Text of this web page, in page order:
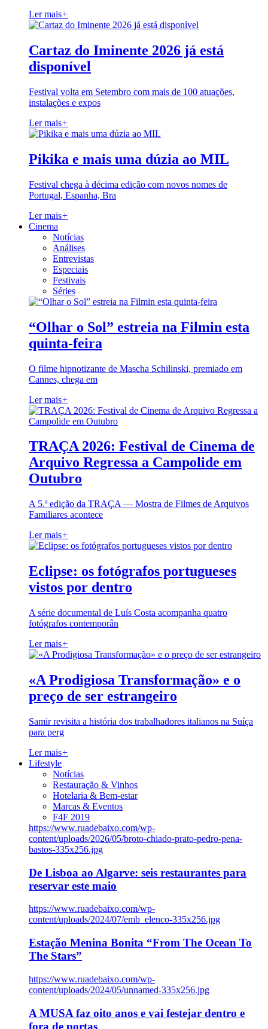
Ler mais+
Cartaz do Iminente 2026 já está
disponível
Festival volta em Setembro com mais de 100 atuações,
instalações e expos
Ler mais+
Pikika e mais uma dúzia ao MIL
Festival chega à décima edição com novos nomes de
Portugal, Espanha, Bra
Ler mais+
Cinema
Notícias
Análises
Entrevistas
Especiais
Festivais
Séries
“Olhar o Sol” estreia na Filmin esta
quinta-feira
O filme hipnotizante de Mascha Schilinski, premiado em
Cannes, chega em
Ler mais+
TRAÇA 2026: Festival de Cinema de
Arquivo Regressa a Campolide em
Outubro
A 5.ª edição da TRAÇA — Mostra de Filmes de Arquivos
Familiares acontece
Ler mais+
Eclipse: os fotógrafos portugueses
vistos por dentro
A série documental de Luís Costa acompanha quatro
fotógrafos contemporân
Ler mais+
«A Prodigiosa Transformação» e o
preço de ser estrangeiro
Samir revisita a história dos trabalhadores italianos na Suíça
para perg
Ler mais+
Lifestyle
Notícias
Restauração & Vinhos
Hotelaria & Bem-estar
Marcas & Eventos
F4F 2019
https://www.ruadebaixo.com/wp-
content/uploads/2026/05/broto-chiado-prato-pedro-pena-
bastos-335x256.jpg
De Lisboa ao Algarve: seis restaurantes para
reservar este maio
https://www.ruadebaixo.com/wp-
content/uploads/2024/07/emb_elenco-335x256.jpg
Estação Menina Bonita “From The Ocean To
The Stars”
https://www.ruadebaixo.com/wp-
content/uploads/2024/05/unnamed-335x256.jpg
A MUSA faz oito anos e vai festejar dentro e
fora de portas